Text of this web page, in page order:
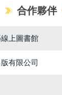
合作夥伴
上圖書館
有限公司